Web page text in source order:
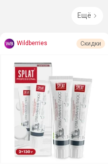
Ещё
Wildberries Скидки